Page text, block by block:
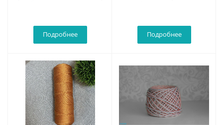
Подробнее Подробнее